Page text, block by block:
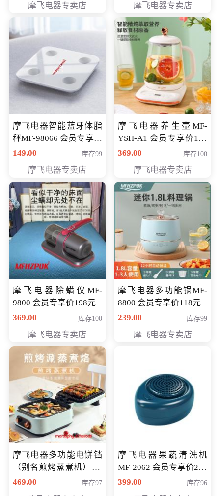
摩飞电器专卖店 摩飞电器专卖店
摩飞电器智能蓝牙体脂
秤MF-98066 会员专享价
98元
149.00 库存99
摩飞电器专卖店
摩飞电器养生壶MF-
YSH-A1 会员专享价198
元
369.00 库存100
摩飞电器专卖店
摩飞电器除螨仪MF-
9800 会员专享价198元
369.00
库存100
摩飞电器专卖店
摩飞电器多功能锅MF-
8800 会员专享价118元
239.00
库存99
摩飞电器专卖店
摩飞电器多功能电饼铛
（别名煎烤蒸煮机） 型
号MF-8888B 会员专享
469.00 库存97
摩飞电器果蔬清洗机
MF-2062 会员专享价268
元
399.00 库存96